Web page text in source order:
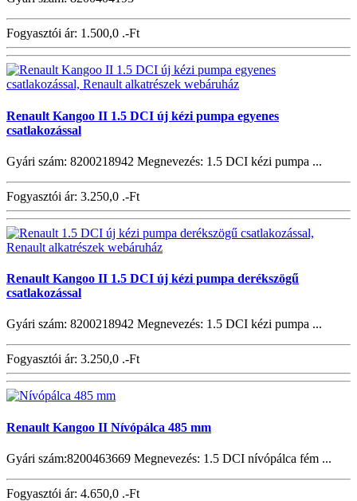
Fogyasztói ár: 1.500,0 .-Ft
Renault Kangoo II 1.5 DCI új kézi pumpa egyenes
csatlakozással
Gyári szám: 8200218942 Megnevezés: 1.5 DCI kézi pumpa ...
Fogyasztói ár: 3.250,0 .-Ft
Renault Kangoo II 1.5 DCI új kézi pumpa derékszögű
csatlakozással
Gyári szám: 8200218942 Megnevezés: 1.5 DCI kézi pumpa ...
Fogyasztói ár: 3.250,0 .-Ft
Renault Kangoo II Nívópálca 485 mm
Gyári szám:8200463669 Megnevezés: 1.5 DCI nívópálca fém ...
Fogyasztói ár: 4.650,0 .-Ft